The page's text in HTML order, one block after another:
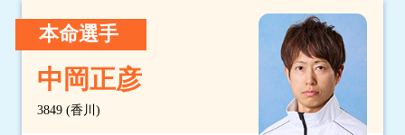
本命選手
中岡正彦
3849 (香川)